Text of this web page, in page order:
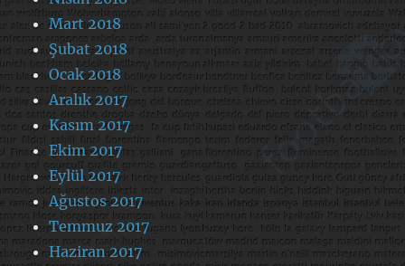
Mart 2018
Şubat 2018
Ocak 2018
Aralık 2017
Kasım 2017
Ekim 2017
Eylül 2017
Ağustos 2017
Temmuz 2017
Haziran 2017